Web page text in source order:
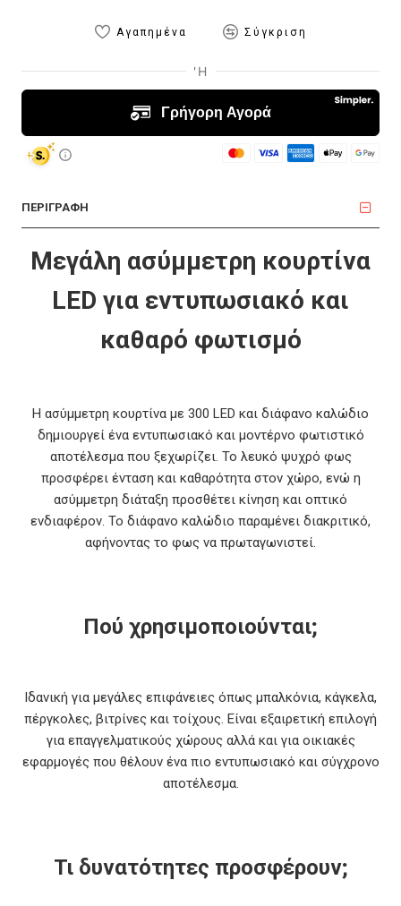
Αγαπημένα Σύγκριση
ΠΕΡΙΓΡΑΦΗ
Μεγάλη ασύμμετρη κουρτίνα
LED για εντυπωσιακό και
καθαρό φωτισμό
Η ασύμμετρη κουρτίνα με 300 LED και διάφανο καλώδιο
δημιουργεί ένα εντυπωσιακό και μοντέρνο φωτιστικό
αποτέλεσμα που ξεχωρίζει. Το λευκό ψυχρό φως
προσφέρει ένταση και καθαρότητα στον χώρο, ενώ η
ασύμμετρη διάταξη προσθέτει κίνηση και οπτικό
ενδιαφέρον. Το διάφανο καλώδιο παραμένει διακριτικό,
αφήνοντας το φως να πρωταγωνιστεί.
Πού χρησιμοποιούνται;
Ιδανική για μεγάλες επιφάνειες όπως μπαλκόνια, κάγκελα,
πέργκολες, βιτρίνες και τοίχους. Είναι εξαιρετική επιλογή
για επαγγελματικούς χώρους αλλά και για οικιακές
εφαρμογές που θέλουν ένα πιο εντυπωσιακό και σύγχρονο
αποτέλεσμα.
Τι δυνατότητες προσφέρουν;